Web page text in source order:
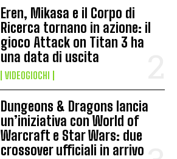
Eren, Mikasa e il Corpo di
Ricerca tornano in azione: il
gioco Attack on Titan 3 ha
una data di uscita
VIDEOGIOCHI
Dungeons & Dragons lancia
un’iniziativa con World of
Warcraft e Star Wars: due
crossover ufficiali in arrivo